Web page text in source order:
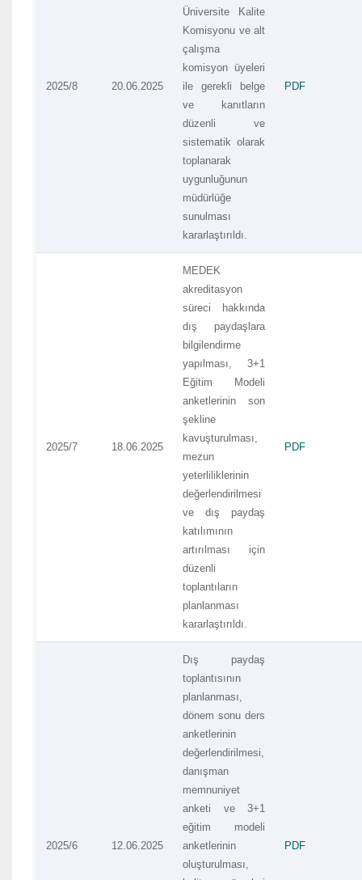
2025/8 20.06.2025
Üniversite Kalite
Komisyonu ve alt
çalışma
komisyon üyeleri
ile gerekli belge
ve kanıtların
düzenli ve
sistematik olarak
toplanarak
uygunluğunun
müdürlüğe
sunulması
kararlaştırıldı.
PDF
2025/7 18.06.2025
MEDEK
akreditasyon
süreci hakkında
dış paydaşlara
bilgilendirme
yapılması, 3+1
Eğitim Modeli
anketlerinin son
şekline
kavuşturulması,
mezun
yeterliliklerinin
değerlendirilmesi
ve dış paydaş
katılımının
artırılması için
düzenli
toplantıların
planlanması
kararlaştırıldı.
PDF
2025/6 12.06.2025
Dış paydaş
toplantısının
planlanması,
dönem sonu ders
anketlerinin
değerlendirilmesi,
danışman
memnuniyet
anketi ve 3+1
eğitim modeli
anketlerinin
oluşturulması,
PDF